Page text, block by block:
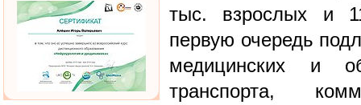
тыс. взрослых и
первую очередь
медицинских и
транспорта,